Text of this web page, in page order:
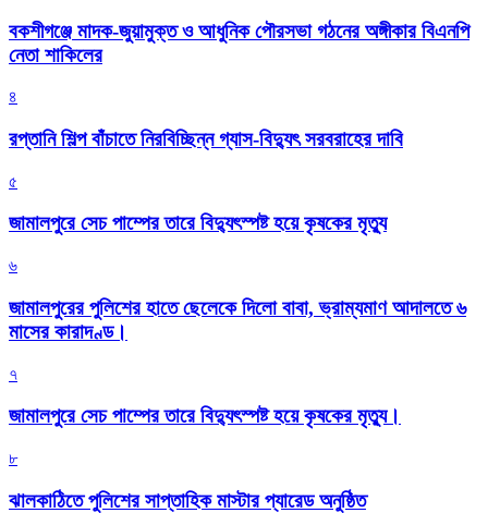
বকশীগঞ্জে মাদক-জুয়ামুক্ত ও আধুনিক পৌরসভা গঠনের অঙ্গীকার বিএনপি
নেতা শাকিলের
৪
রপ্তানি শিল্প বাঁচাতে নিরবিচ্ছিন্ন গ্যাস-বিদ্যুৎ সরবরাহের দাবি
৫
জামালপুরে সেচ পাম্পের তারে বিদ্যুৎস্পষ্ট হয়ে কৃষকের মৃত্যু
৬
জামালপুরের পুলিশের হাতে ছেলেকে দিলো বাবা, ভ্রাম্যমাণ আদালতে ৬
মাসের কারাদণ্ড।
৭
জামালপুরে সেচ পাম্পের তারে বিদ্যুৎস্পষ্ট হয়ে কৃষকের মৃত্যু।
৮
‎ঝালকাঠিতে পুলিশের সাপ্তাহিক মাস্টার প্যারেড অনুষ্ঠিত